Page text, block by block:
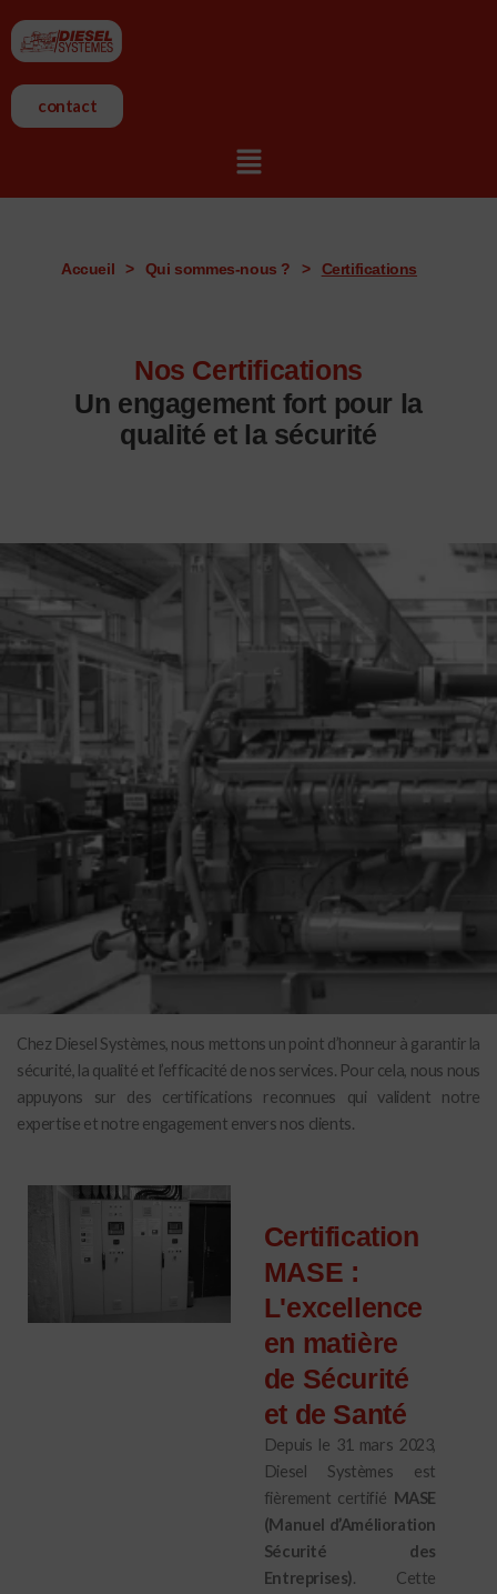
contenu
contact
Menu
Accueil Qui sommes-nous ? Certifications
> >
Nos Certifications
Un engagement fort pour la
qualité et la sécurité
Chez Diesel Systèmes, nous mettons un point d’honneur à garantir la
sécurité, la qualité et l’efficacité de nos services. Pour cela, nous nous
appuyons sur des certifications reconnues qui valident notre
expertise et notre engagement envers nos clients.
Certification
MASE :
L'excellence
en matière
de Sécurité
et de Santé
Depuis le 31 mars 2023,
Diesel Systèmes est
fièrement certifié MASE
(Manuel d’Amélioration
Sécurité des
Entreprises). Cette